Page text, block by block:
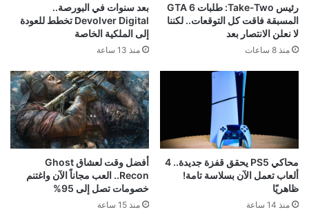
رئيس Take-Two: طلبات GTA 6
المسبقة فاقت كل التوقعات.. لكننا
لا نعلن الانتصار بعد
منذ 8 ساعات
بعد سنوات في البورصة..
Devolver Digital تخطط للعودة
إلى الملكية الخاصة
منذ 13 ساعة
محاكي PS5 يحقق قفزة جديدة.. 4
ألعاب تعمل الآن بسلاسة تامة!
ظاهريًا
منذ 14 ساعة
أفضل وقت لعشاق Ghost
Recon.. العب مجاناً الآن واغتنم
خصومات تصل إلى 95%
منذ 15 ساعة